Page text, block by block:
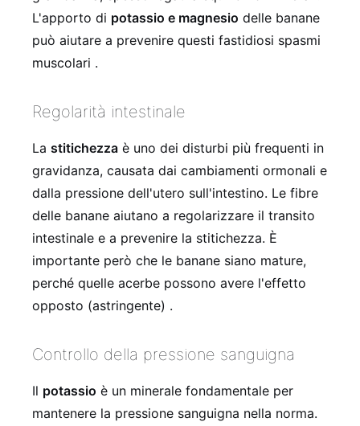
L'apporto di potassio e magnesio delle banane
può aiutare a prevenire questi fastidiosi spasmi
muscolari .
Regolarità intestinale
La stitichezza è uno dei disturbi più frequenti in
gravidanza, causata dai cambiamenti ormonali e
dalla pressione dell'utero sull'intestino. Le fibre
delle banane aiutano a regolarizzare il transito
intestinale e a prevenire la stitichezza. È
importante però che le banane siano mature,
perché quelle acerbe possono avere l'effetto
opposto (astringente) .
Controllo della pressione sanguigna
Il potassio è un minerale fondamentale per
mantenere la pressione sanguigna nella norma.